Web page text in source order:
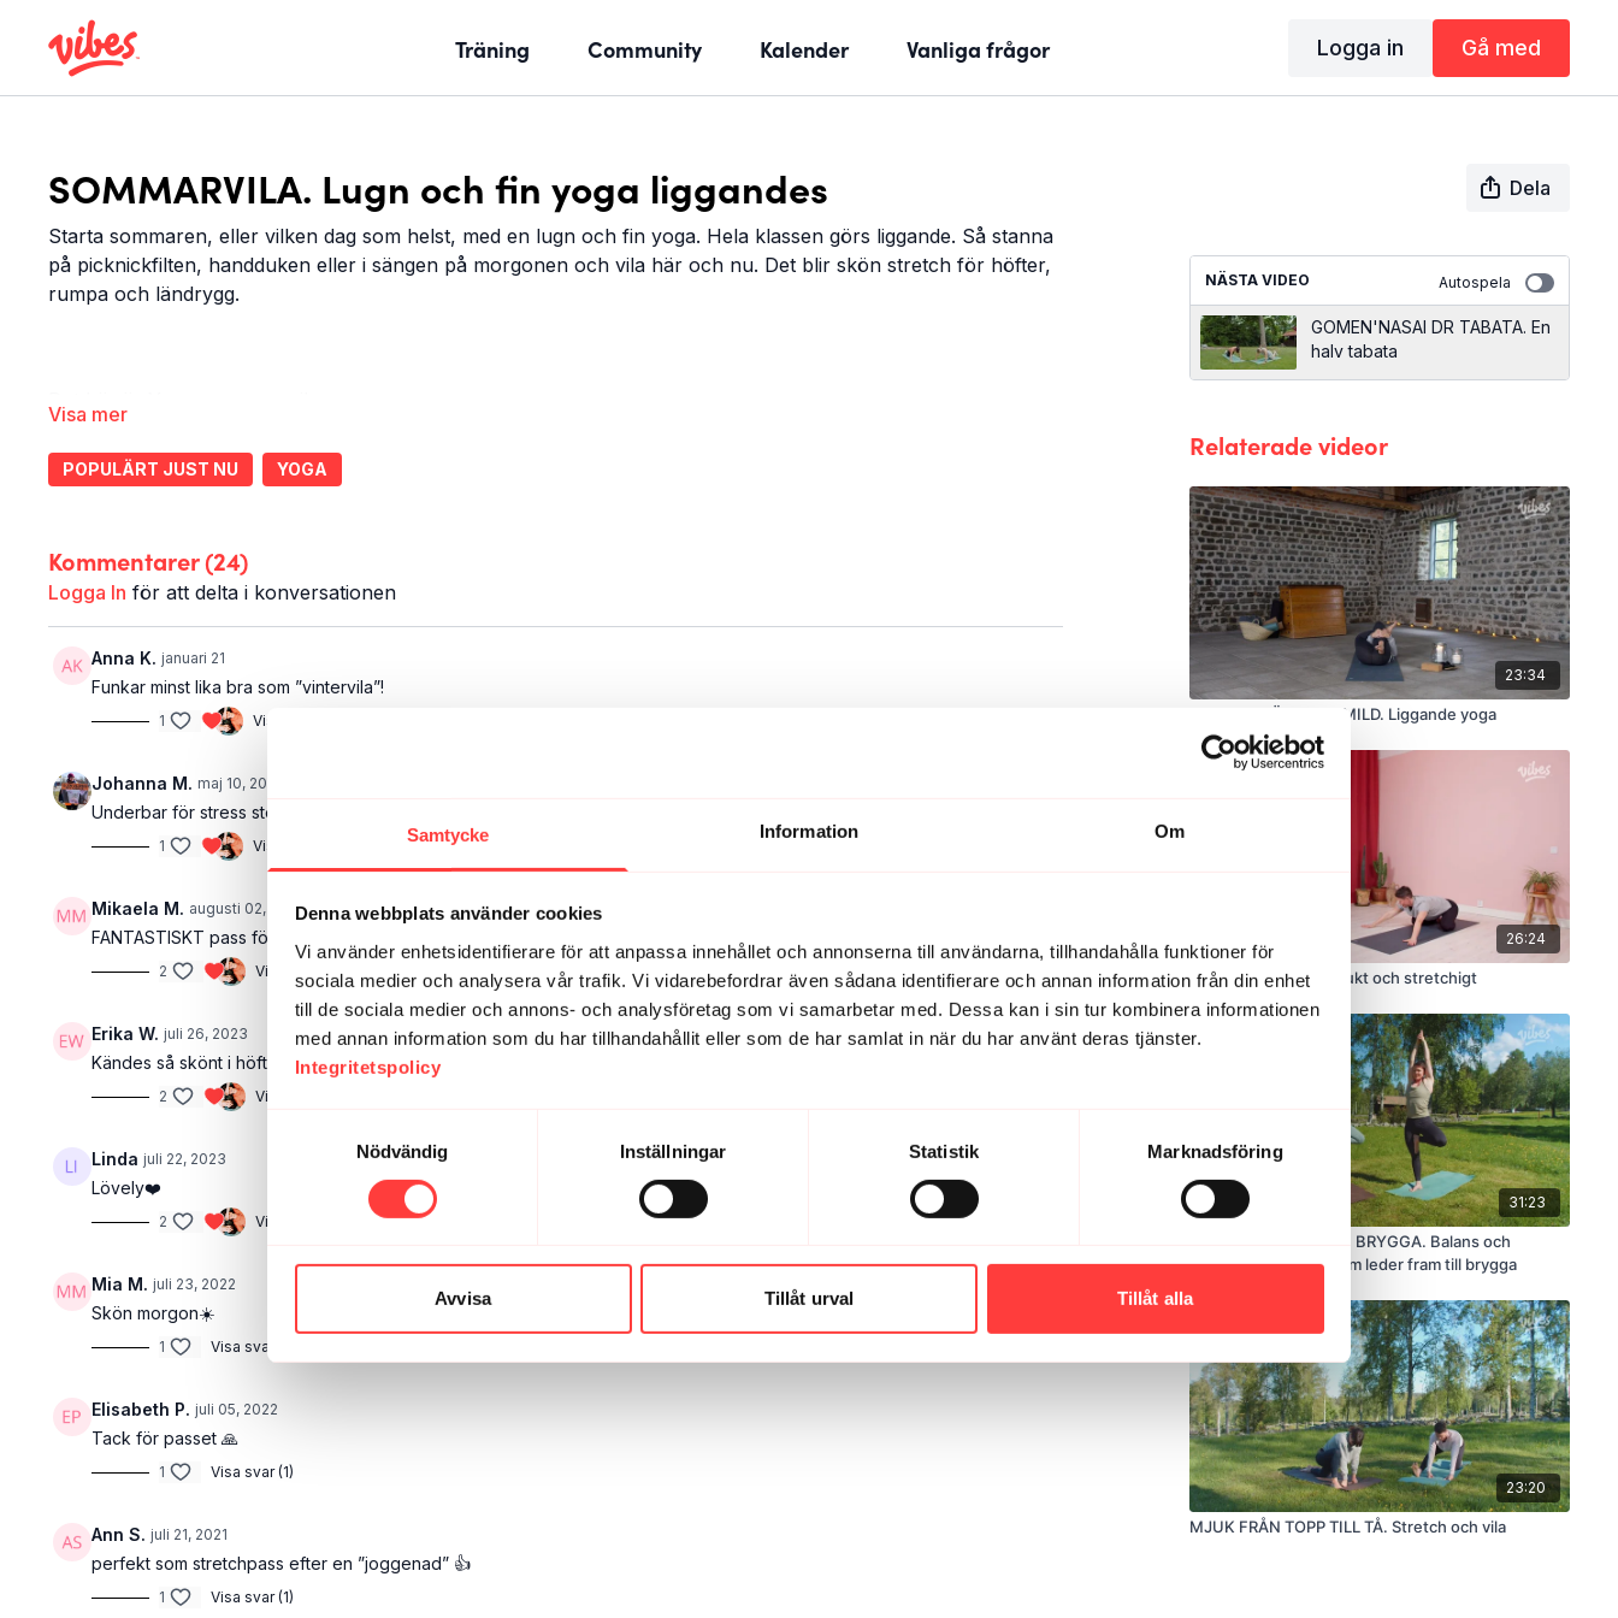
Samtycke Information Om
Denna webbplats använder cookies
Vi använder enhetsidentifierare för att anpassa innehållet och annonserna till användarna, tillhandahålla funktioner för
sociala medier och analysera vår trafik. Vi vidarebefordrar även sådana identifierare och annan information från din enhet
till de sociala medier och annons- och analysföretag som vi samarbetar med. Dessa kan i sin tur kombinera informationen
med annan information som du har tillhandahållit eller som de har samlat in när du har använt deras tjänster.
Integritetspolicy
Nödvändig
Inställningar Statistik Marknadsföring
Avvisa Tillåt urval Tillåt alla
Träning Community Kalender Vanliga frågor Logga in Gå med
SOMMARVILA. Lugn och fin yoga liggandes
Dela
Starta sommaren, eller vilken dag som helst, med en lugn och fin yoga. Hela klassen görs liggande. Så stanna
på picknickfilten, handduken eller i sängen på morgonen och vila här och nu. Det blir skön stretch för höfter,
rumpa och ländrygg.
Yoga
Hela kroppen
20 minuter
POPULÄRT JUST NU YOGA
Kommentarer (24)
Logga In för att delta i konversationen
Anna K. januari 21
Funkar minst lika bra som ”vintervila”!
1 Visa svar (2)
Johanna M. maj 10, 2025
Underbar för stress stel kropp en lördags morgon
1 Visa svar (1)
Mikaela M. augusti 02, 2024
FANTASTISKT pass för mig som ofta är stel i rygg, lätt får ryggskott. Magiskt!!
2 Visa svar (1)
Erika W. juli 26, 2023
Kändes så skönt i höfterna! Tack!
2 Visa svar (1)
Linda juli 22, 2023
Lövely❤️
2 Visa svar (1)
Mia M. juli 23, 2022
Skön morgon☀️
1 Visa svar (1)
Elisabeth P. juli 05, 2022
Tack för passet 🙏
1 Visa svar (1)
Ann S. juli 21, 2021
perfekt som stretchpass efter en ”joggenad” 👍
1 Visa svar (1)
NÄSTA VIDEO Autospela
GOMEN'NASAI DR TABATA. En
halv tabata
Relaterade videor
23:34
YOGA - SNÄLL OCH MILD. Liggande yoga
26:24
YOGA FÖR LUGN. Mjukt och stretchigt
31:23
YOGA - BALANS OCH BRYGGA. Balans och
rörlighetsövningar som leder fram till brygga
23:20
MJUK FRÅN TOPP TILL TÅ. Stretch och vila